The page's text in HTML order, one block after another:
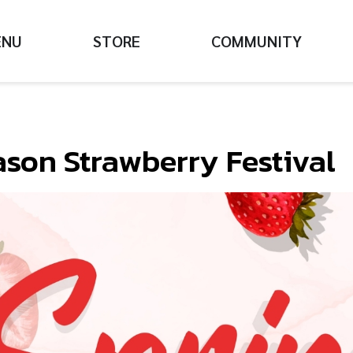
STORE COMMUNITY
Strawberry Festival